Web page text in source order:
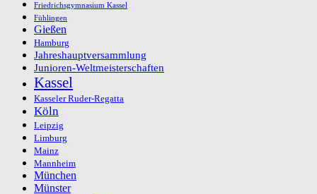
Friedrichsgymnasium Kassel
Fühlingen
Gießen
Hamburg
Jahreshauptversammlung
Junioren-Weltmeisterschaften
Kassel
Kasseler Ruder-Regatta
Köln
Leipzig
Limburg
Mainz
Mannheim
München
Münster